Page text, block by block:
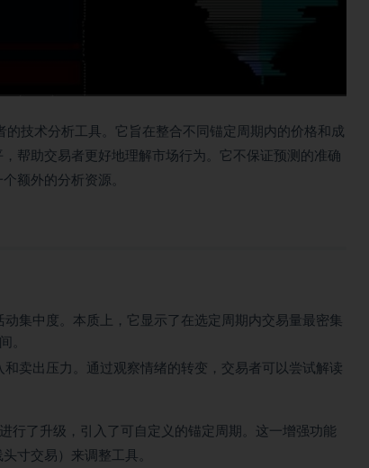
技术分析工具。它旨在整合不同锚定周期内的价格和成
帮助交易者更好地理解市场行为。它不保证预测的准确
额外的分析资源。
集中度。本质上，它显示了在选定周期内交易量最密集
。
卖出压力。通过观察情绪的转变，交易者可以尝试解读
行了升级，引入了可自定义的锚定周期。这一增强功能
寸交易）来调整工具。